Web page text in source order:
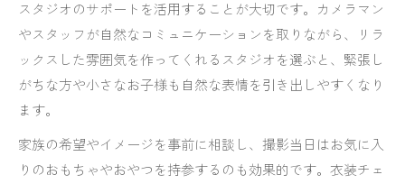
スタジオのサポートを活用することが大切です。カメラマン
やスタッフが自然なコミュニケーションを取りながら、リラ
ックスした雰囲気を作ってくれるスタジオを選ぶと、緊張し
がちな方や小さなお子様も自然な表情を引き出しやすくなり
ます。
家族の希望やイメージを事前に相談し、撮影当日はお気に入
りのおもちゃやおやつを持参するのも効果的です。衣装チェ